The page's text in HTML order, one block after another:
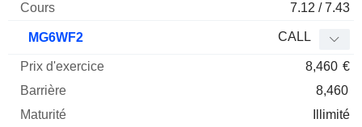
7.12 / 7.43
MG6WF2 CALL
8,460 €
8,460
Illimité